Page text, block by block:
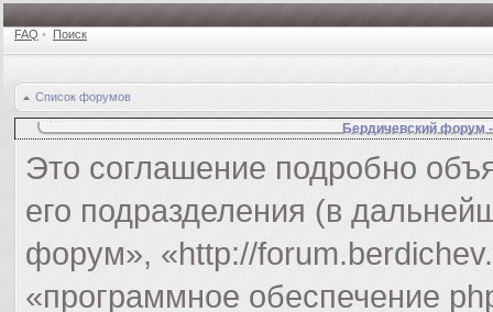
FAQ • Поиск
Список форумов
Бердичевский форум
Это соглашение подробно
его подразделения (в
форум», «http://
«программное обеспечение